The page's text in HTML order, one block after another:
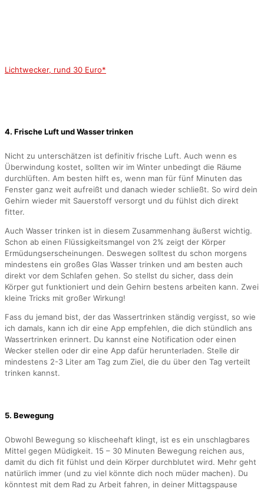
Lichtwecker, rund 30 Euro*
4. Frische Luft und Wasser trinken
Nicht zu unterschätzen ist definitiv frische Luft. Auch wenn es
Überwindung kostet, sollten wir im Winter unbedingt die Räume
durchlüften. Am besten hilft es, wenn man für fünf Minuten das
Fenster ganz weit aufreißt und danach wieder schließt. So wird dein
Gehirn wieder mit Sauerstoff versorgt und du fühlst dich direkt
fitter.
Auch Wasser trinken ist in diesem Zusammenhang äußerst wichtig.
Schon ab einen Flüssigkeitsmangel von 2% zeigt der Körper
Ermüdungserscheinungen. Deswegen solltest du schon morgens
mindestens ein großes Glas Wasser trinken und am besten auch
direkt vor dem Schlafen gehen. So stellst du sicher, dass dein
Körper gut funktioniert und dein Gehirn bestens arbeiten kann. Zwei
kleine Tricks mit großer Wirkung!
Fass du jemand bist, der das Wassertrinken ständig vergisst, so wie
ich damals, kann ich dir eine App empfehlen, die dich stündlich ans
Wassertrinken erinnert. Du kannst eine Notification oder einen
Wecker stellen oder dir eine App dafür herunterladen. Stelle dir
mindestens 2-3 Liter am Tag zum Ziel, die du über den Tag verteilt
trinken kannst.
5. Bewegung
Obwohl Bewegung so klischeehaft klingt, ist es ein unschlagbares
Mittel gegen Müdigkeit. 15 – 30 Minuten Bewegung reichen aus,
damit du dich fit fühlst und dein Körper durchblutet wird. Mehr geht
natürlich immer (und zu viel könnte dich noch müder machen). Du
könntest mit dem Rad zu Arbeit fahren, in deiner Mittagspause